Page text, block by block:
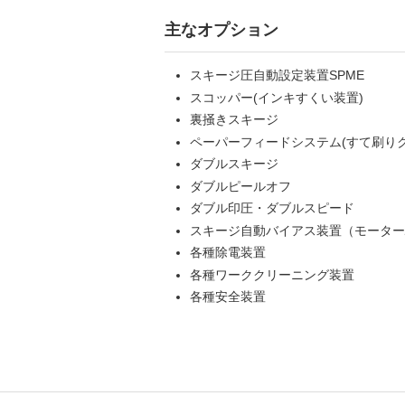
主なオプション
スキージ圧自動設定装置SPME
スコッパー(インキすくい装置)
裏掻きスキージ
ペーパーフィードシステム(すて刷り
ダブルスキージ
ダブルピールオフ
ダブル印圧・ダブルスピード
スキージ自動バイアス装置（モーター
各種除電装置
各種ワーククリーニング装置
各種安全装置